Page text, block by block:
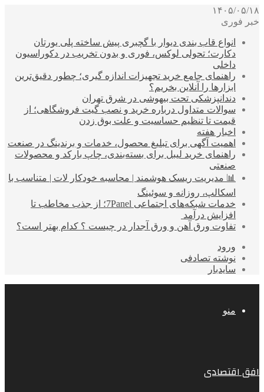
۱۴۰۵/۰۵/۱۸
خبر فوری
انواع قاب بندی دیوار با گچبری پیش ساخته پلی یورتان
دکارت؛ تحولی لوکس، فوری و بدون تخریب در دکوراسیون
داخلی
راهنمای جامع خرید تجهیزات اندازه گیری؛ چطور دقیق‌ترین
ابزارها را آنلاین بخریم؟
دندانپزشکی تحت بیهوشی در شرق تهران
سوالات متداول درباره خرید و نصب گیت فروشگاهی؛ از
قیمت تا تنظیم حساسیت و علت بوق زدن
اخبار هفته
اهمیت آگهی برای تبلیغ محصول، خدمات و برندینگ در صنعت
راهنمای خرید لیبل برای بسته‌بندی، چاپ بارکد و محصولات
صنعتی
📊 مدیریت ریسک هوشمند | محاسبه خودکار لات | متناسب با
اسکالپ، روزانه و سوئینگ
خدمات شبکه‌های اجتماعی 7Panel؛ از جذب مخاطب تا
افزایش درآمد
تفاوت ورق آهن و ورق آجدار در چیست ؟ کدام بهتر است؟
ورود
نوشته تصادفی
سایدبار
منو
افق اقتصادی